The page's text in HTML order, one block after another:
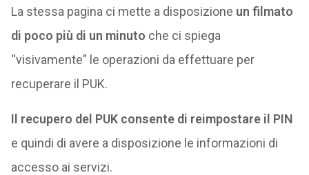
La stessa pagina ci mette a disposizione un filmato
di poco più di un minuto che ci spiega
“visivamente” le operazioni da effettuare per
recuperare il PUK.
Il recupero del PUK consente di reimpostare il PIN
e quindi di avere a disposizione le informazioni di
accesso ai servizi.